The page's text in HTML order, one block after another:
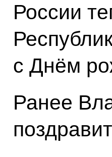
России
с Днём
Ранее